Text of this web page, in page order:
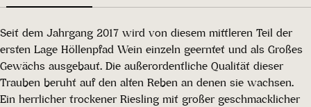
Seit dem Jahrgang 2017 wird von diesem mittleren Teil der
ersten Lage Höllenpfad Wein einzeln geerntet und als Großes
Gewächs ausgebaut. Die außerordentliche Qualität dieser
Trauben beruht auf den alten Reben an denen sie wachsen.
Ein herrlicher trockener Riesling mit großer geschmacklicher